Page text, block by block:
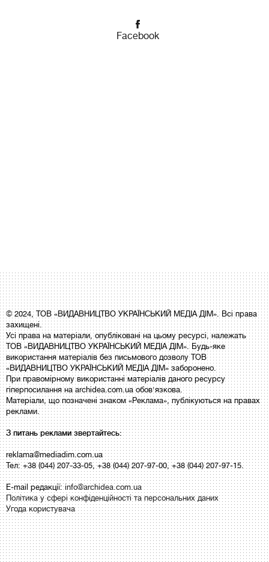
Facebook
© 2024, ТОВ «ВИДАВНИЦТВО УКРАЇНСЬКИЙ МЕДІА ДІМ». Всі права
захищені.
Усі права на матеріали, опубліковані на цьому ресурсі, належать
ТОВ «ВИДАВНИЦТВО УКРАЇНСЬКИЙ МЕДІА ДІМ». Будь-яке
використання матеріалів без письмового дозволу ТОВ
«ВИДАВНИЦТВО УКРАЇНСЬКИЙ МЕДІА ДІМ» заборонено.
При правомірному використанні матеріалів даного ресурсу
гіперпосилання на archidea.com.ua обов'язкова.
Матеріали, що позначені знаком «Реклама», публікуються на правах
реклами.
З питань реклами звертайтесь:
reklama@mediadim.com.ua
Тел: +38 (044) 207-33-05, +38 (044) 207-97-00, +38 (044) 207-97-15.
E-mail редакції:info@archidea.com.ua
Політика у сфері конфіденційності та персональних даних
Угода користувача